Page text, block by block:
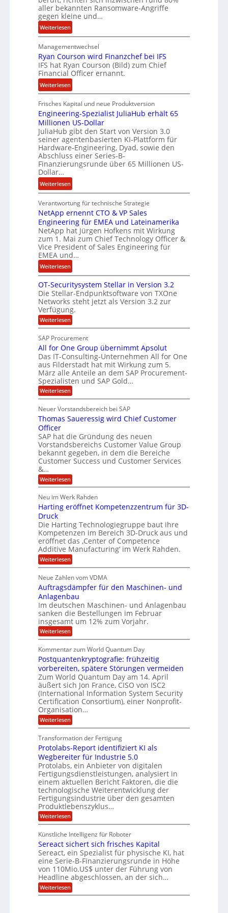
r
b
e
i
e
n
z
u
s
m
m
e
n
aller bekannten Ransomware-Angriffe
gegen kleine und…
Weiterlesen:
L
ö
s
e
g
e
l
d
z
a
h
l
e
n
t
k
e
i
n
e
L
ö
s
u
n
g
Managementwechsel
Ryan Courson wird Finanzchef bei IFS
IFS hat Ryan Courson (Bild) zum Chief
Financial Officer ernannt.
Weiterlesen:
R
y
a
n
C
o
u
r
o
n
i
r
d
F
i
n
a
n
z
c
h
e
f
b
e
i
I
F
S
Frisches Kapital und neue Produktversion
Engineering-Spezialist JuliaHub erhält 65
Millionen US-Dollar
JuliaHub gibt den Start von Version 3.0
seiner agentenbasierten KI-Plattform für
Hardware-Engineering, Dyad, sowie den
Abschluss einer Series-B-
Finanzierungsrunde über 65 Millionen US-
Dollar…
Weiterlesen:
E
n
g
i
n
e
e
r
i
n
g
-
S
p
e
z
i
a
l
i
s
t
J
u
i
a
H
u
b
e
r
h
l
t
6
5
M
i
l
l
i
o
n
e
n
U
S
-
D
o
l
l
a
r
Verantwortung für technische Strategie
NetApp ernennt CTO & VP Sales
Engineering für EMEA und Lateinamerika
NetApp hat Jürgen Hofkens mit Wirkung
zum 1. Mai zum Chief Technology Officer &
Vice President of Sales Engineering für
EMEA und…
Weiterlesen:
N
e
t
A
p
p
n
e
n
n
t
C
T
O
V
P
S
l
e
s
E
g
i
n
e
e
r
i
n
g
f
ü
r
M
E
A
u
n
d
L
a
t
e
i
n
a
m
e
r
i
k
a
OT-Securitysystem Stellar in Version 3.2
Die Stellar-Endpunktsoftware von TXOne
Networks steht jetzt als Version 3.2 zur
Verfügung.
Weiterlesen:
O
-
S
e
c
u
r
i
t
y
y
s
e
m
S
t
e
l
a
i
n
V
r
s
i
o
n
3
.
2
SAP Procurement
All for One Group übernimmt Apsolut
Das IT-Consulting-Unternehmen All for One
aus Filderstadt hat mit Wirkung zum 5.
März alle Anteile an dem SAP Procurement-
Spezialisten und SAP Gold…
Weiterlesen:
A
l
f
r
O
n
e
G
o
u
p
ü
b
e
n
i
m
m
t
A
p
s
o
l
u
t
Neuer Vorstandsbereich bei SAP
Thomas Saueressig wird Chief Customer
Officer
SAP hat die Gründung des neuen
Vorstandsbereichs Customer Value Group
bekannt gegeben, in dem die Bereiche
Customer Success und Customer Services
&…
Weiterlesen:
T
o
m
S
a
u
e
r
e
s
i
g
w
i
r
d
C
h
i
e
f
C
u
s
t
o
m
e
r
O
ff
c
e
r
Neu im Werk Rahden
Harting eröffnet Kompetenzzentrum für 3D-
Druck
Die Harting Technologiegruppe baut ihre
Kompetenzen im Bereich 3D-Druck aus und
eröffnet das ‚Center of Competence
Additive Manufacturing‘ im Werk Rahden.
Weiterlesen:
H
r
t
i
n
g
e
r
ö
f
n
e
t
K
o
m
p
e
t
e
n
z
z
e
n
t
u
m
f
ü
r
3
D
-
r
u
c
k
Neue Zahlen vom VDMA
Auftragsdämpfer für den Maschinen- und
Anlagenbau
Im deutschen Maschinen- und Anlagenbau
sanken die Bestellungen im Februar
insgesamt um 12% zum Vorjahr.
Weiterlesen:
A
f
t
r
a
g
s
d
ä
m
p
f
e
r
ü
r
d
e
n
M
a
s
c
h
i
e
n
-
u
n
d
A
n
l
Kommentar zum World Quantum Day
Postquantenkryptografie: frühzeitig
vorbereiten, spätere Störungen vermeiden
Zum World Quantum Day am 14. April
äußert sich Jon France, CISO von ISC2
(International Information System Security
Certification Consortium), einer Nonprofit-
Organisation…
Weiterlesen:
P
s
t
q
u
a
n
t
e
n
k
r
y
p
t
o
g
r
a
f
i
e
:
f
Transformation der Fertigung
Protolabs-Report identifiziert KI als
Wegbereiter für Industrie 5.0
Protolabs, ein Anbieter von digitalen
Fertigungsdienstleistungen, analysiert in
einem aktuellen Bericht Faktoren, die die
technologische Weiterentwicklung der
Fertigungsindustrie über den gesamten
Produktlebenszyklus…
Weiterlesen:
P
o
t
o
l
a
b
s
-
R
Künstliche Intelligenz für Roboter
Sereact sichert sich frisches Kapital
Sereact, ein Spezialist für physische KI, hat
eine Serie-B-Finanzierungsrunde in Höhe
von 110Mio.US$ unter der Führung von
Headline abgeschlossen, an der sich…
Weiterlesen:
S